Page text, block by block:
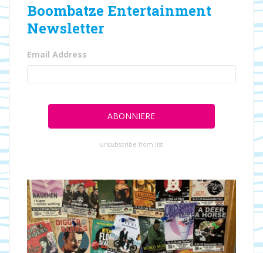
Boombatze Entertainment
Newsletter
Email Address
unsubscribe from list